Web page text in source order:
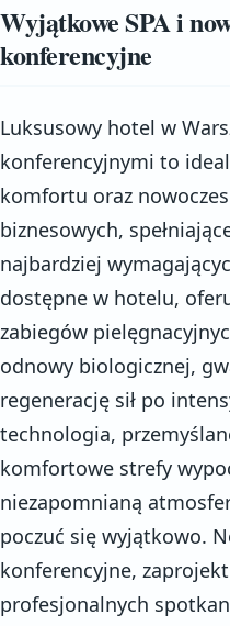
Wyjątkowe SPA i
konferencyjne
Luksusowy hotel w
konferencyjnymi to
komfortu oraz
biznesowych,
najbardziej
dostępne w hotelu,
zabiegów
odnowy biologicznej,
regenerację sił po
technologia,
komfortowe strefy
niezapomnianą
poczuć się wyjątkowo.
konferencyjne,
profesjonalnych